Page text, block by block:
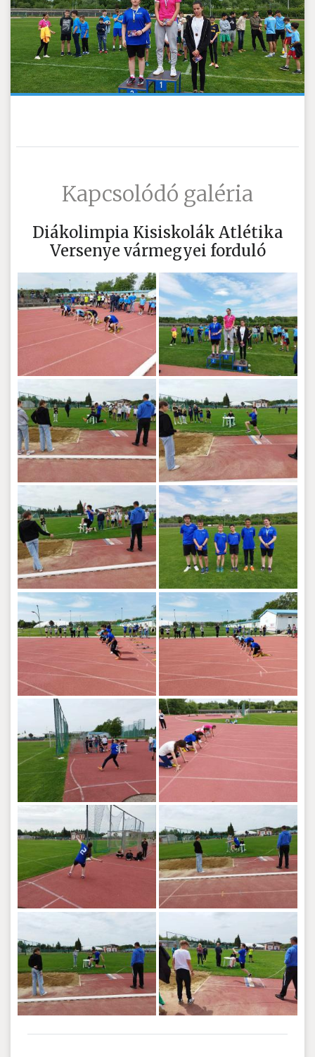
Kapcsolódó galéria
Diákolimpia Kisiskolák Atlétika
Versenye vármegyei forduló